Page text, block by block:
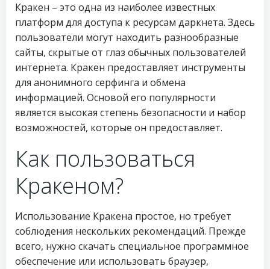
Кракен – это одна из наиболее известных
платформ для доступа к ресурсам даркнета. Здесь
пользователи могут находить разнообразные
сайты, скрытые от глаз обычных пользователей
интернета. Кракен предоставляет инструменты
для анонимного серфинга и обмена
информацией. Основой его популярности
является высокая степень безопасности и набор
возможностей, которые он предоставляет.
Как пользоваться
Кракеном?
Использование Кракена простое, но требует
соблюдения нескольких рекомендаций. Прежде
всего, нужно скачать специальное программное
обеспечение или использовать браузер,